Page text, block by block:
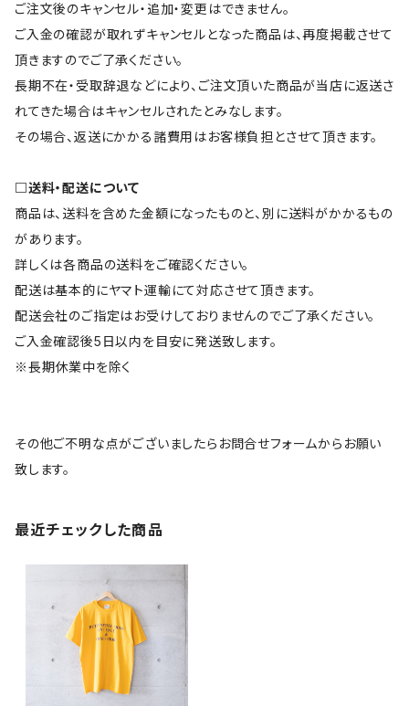
ご注文後のキャンセル・追加・変更はできません。
ご入金の確認が取れずキャンセルとなった商品は、再度掲載させて
頂きますのでご了承ください。
長期不在・受取辞退などにより、ご注文頂いた商品が当店に返送さ
れてきた場合はキャンセルされたとみなします。
その場合、返送にかかる諸費用はお客様負担とさせて頂きます。
□送料・配送について
商品は、送料を含めた金額になったものと、別に送料がかかるもの
があります。
詳しくは各商品の送料をご確認ください。
配送は基本的にヤマト運輸にて対応させて頂きます。
配送会社のご指定はお受けしておりませんのでご了承ください。
ご入金確認後5日以内を目安に発送致します。
※長期休業中を除く
その他ご不明な点がございましたらお問合せフォームからお願い
致します。
最近チェックした商品